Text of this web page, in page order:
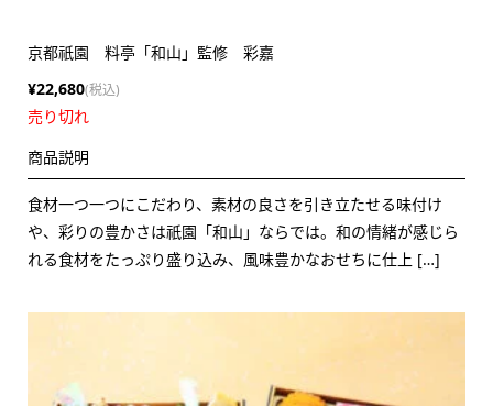
京都祇園 料亭「和山」監修 彩嘉
¥22,680(税込)
売り切れ
商品説明
食材一つ一つにこだわり、素材の良さを引き立たせる味付け
や、彩りの豊かさは祇園「和山」ならでは。和の情緒が感じら
れる食材をたっぷり盛り込み、風味豊かなおせちに仕上 […]